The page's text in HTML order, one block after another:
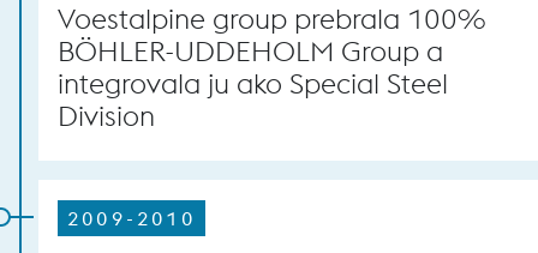
Voestalpine group prebrala 100%
BÖHLER-UDDEHOLM Group a
integrovala ju ako Special Steel
Division
2009-2010